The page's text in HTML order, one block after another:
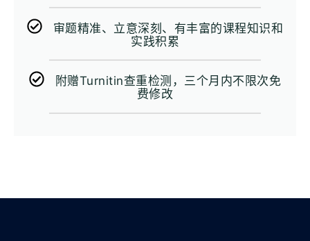
审题精准、立意深刻、有丰富的课程知识和
实践积累
附赠Turnitin查重检测，三个月内不限次免
费修改